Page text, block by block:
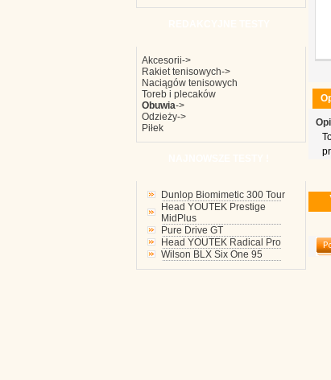
Akcesorii->
Rakiet tenisowych->
Naciągów tenisowych
Toreb i plecaków
Obuwia->
Odzieży->
Piłek
Dunlop Biomimetic 300 Tour
Head YOUTEK Prestige
MidPlus
Pure Drive GT
Head YOUTEK Radical Pro
Wilson BLX Six One 95